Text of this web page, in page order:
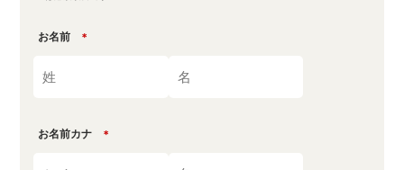
お名前 ＊
お名前カナ ＊